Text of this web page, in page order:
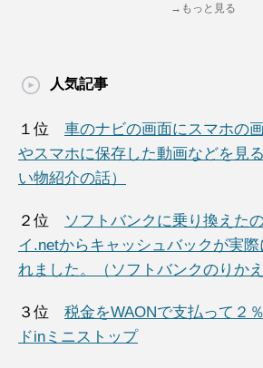
→もっと見る
人気記事
１位 車のナビの画面にスマホの
やスマホに保存した動画などを見
い物紹介の話）
２位
ソフトバンクに乗り換えた
イ.netからキャッシュバックが実際
れました。（ソフトバンクのりかえ
３位 税金をWAONで支払って２
ドinミニストップ